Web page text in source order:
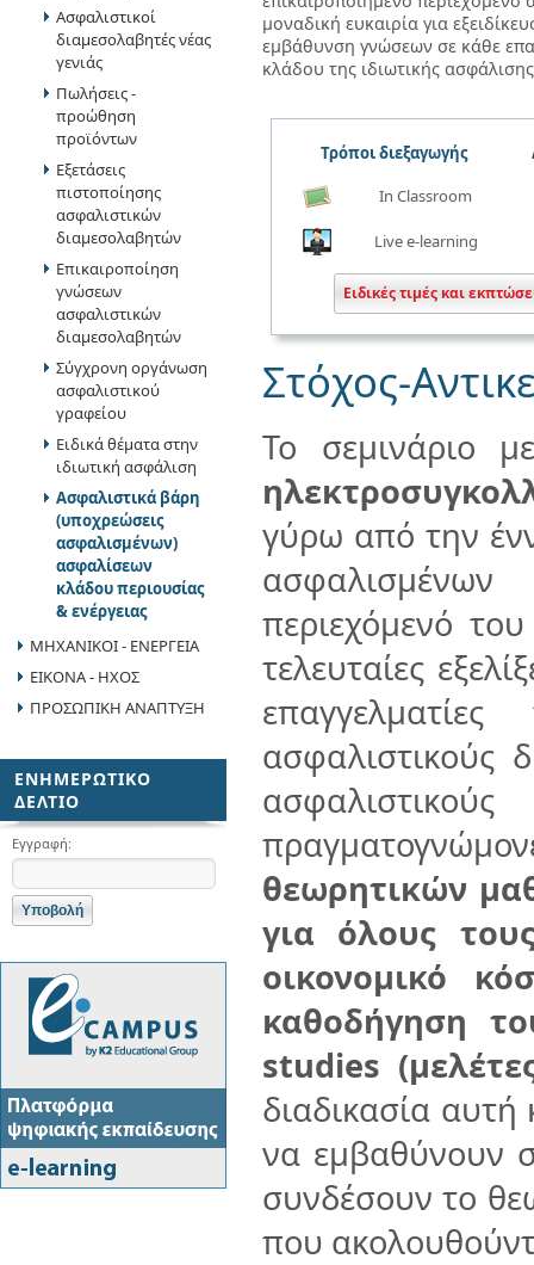
Ασφαλιστικοί
διαμεσολαβητές νέας
γενιάς
Πωλήσεις -
προώθηση
προϊόντων
Εξετάσεις
πιστοποίησης
ασφαλιστικών
διαμεσολαβητών
Επικαιροποίηση
γνώσεων
ασφαλιστικών
διαμεσολαβητών
Σύγχρονη οργάνωση
ασφαλιστικού
γραφείου
Ειδικά θέματα στην
ιδιωτική ασφάλιση
Ασφαλιστικά βάρη
(υποχρεώσεις
ασφαλισμένων)
ασφαλίσεων
κλάδου περιουσίας
& ενέργειας
ΜΗΧΑΝΙΚΟΙ - ΕΝΕΡΓΕΙΑ
ΕΙΚΟΝΑ - ΗΧΟΣ
ΠΡΟΣΩΠΙΚΗ ΑΝΑΠΤΥΞΗ
ΕΝΗΜΕΡΩΤΙΚΟ
ΔΕΛΤΙΟ
Εγγραφή:
μοναδική ευκαιρία για
εμβάθυνση γνώσεων σε κάθε
κλάδου της ιδιωτικής
Τρόποι διεξαγωγής
In Classroom
Live e-learning
Ειδικές τιμές και
Στόχος-
Το σεμινάριο
γύρω από την
περιεχόμενό
τελευταίες
ασφαλιστικούς
θεωρητικών
για όλους
οικονομικό
καθοδήγηση
studies
διαδικασία
να εμβαθύνουν
συνδέσουν το
που